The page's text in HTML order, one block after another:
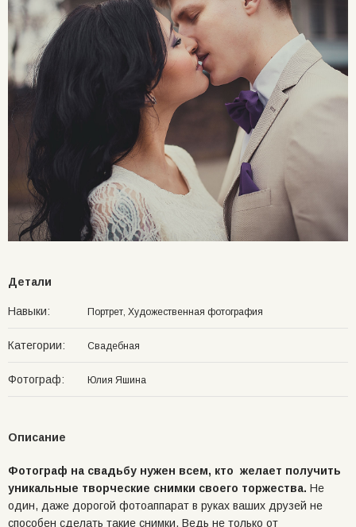
Детали
Навыки: Портрет, Художественная фотография
Категории: Свадебная
Фотограф: Юлия Яшина
Описание
Фотограф на свадьбу нужен всем, кто желает получить
уникальные творческие снимки своего торжества. Не
один, даже дорогой фотоаппарат в руках ваших друзей не
способен сделать такие снимки. Ведь не только от